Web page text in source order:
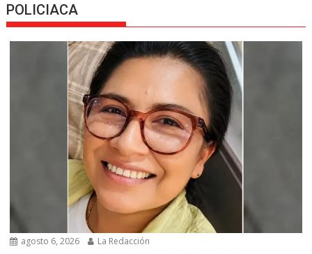
POLICIACA
agosto 6, 2026 La Redacción